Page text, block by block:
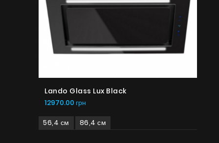
Lando Glass Lux Black
12970.00 грн
56,4 см 86,4 см